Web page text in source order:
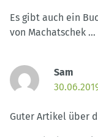
Es gibt auch ein
von Machatschek …
Sam
Guter Artikel über